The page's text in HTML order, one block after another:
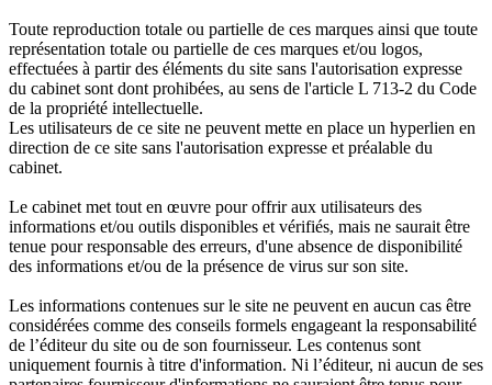
Toute reproduction totale ou partielle de ces marques ainsi que toute
représentation totale ou partielle de ces marques et/ou logos,
effectuées à partir des éléments du site sans l'autorisation expresse
du cabinet sont dont prohibées, au sens de l'article L 713-2 du Code
de la propriété intellectuelle.
Les utilisateurs de ce site ne peuvent mette en place un hyperlien en
direction de ce site sans l'autorisation expresse et préalable du
cabinet.
Le cabinet met tout en œuvre pour offrir aux utilisateurs des
informations et/ou outils disponibles et vérifiés, mais ne saurait être
tenue pour responsable des erreurs, d'une absence de disponibilité
des informations et/ou de la présence de virus sur son site.
Les informations contenues sur le site ne peuvent en aucun cas être
considérées comme des conseils formels engageant la responsabilité
de l’éditeur du site ou de son fournisseur. Les contenus sont
uniquement fournis à titre d'information. Ni l’éditeur, ni aucun de ses